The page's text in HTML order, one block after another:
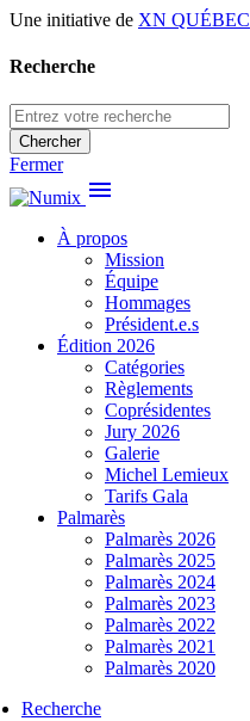
Une initiative de XN QUÉBEC
Recherche
Chercher
Fermer
menu
À propos
Mission
Équipe
Hommages
Président.e.s
Édition 2026
Catégories
Règlements
Coprésidentes
Jury 2026
Galerie
Michel Lemieux
Tarifs Gala
Palmarès
Palmarès 2026
Palmarès 2025
Palmarès 2024
Palmarès 2023
Palmarès 2022
Palmarès 2021
Palmarès 2020
Recherche